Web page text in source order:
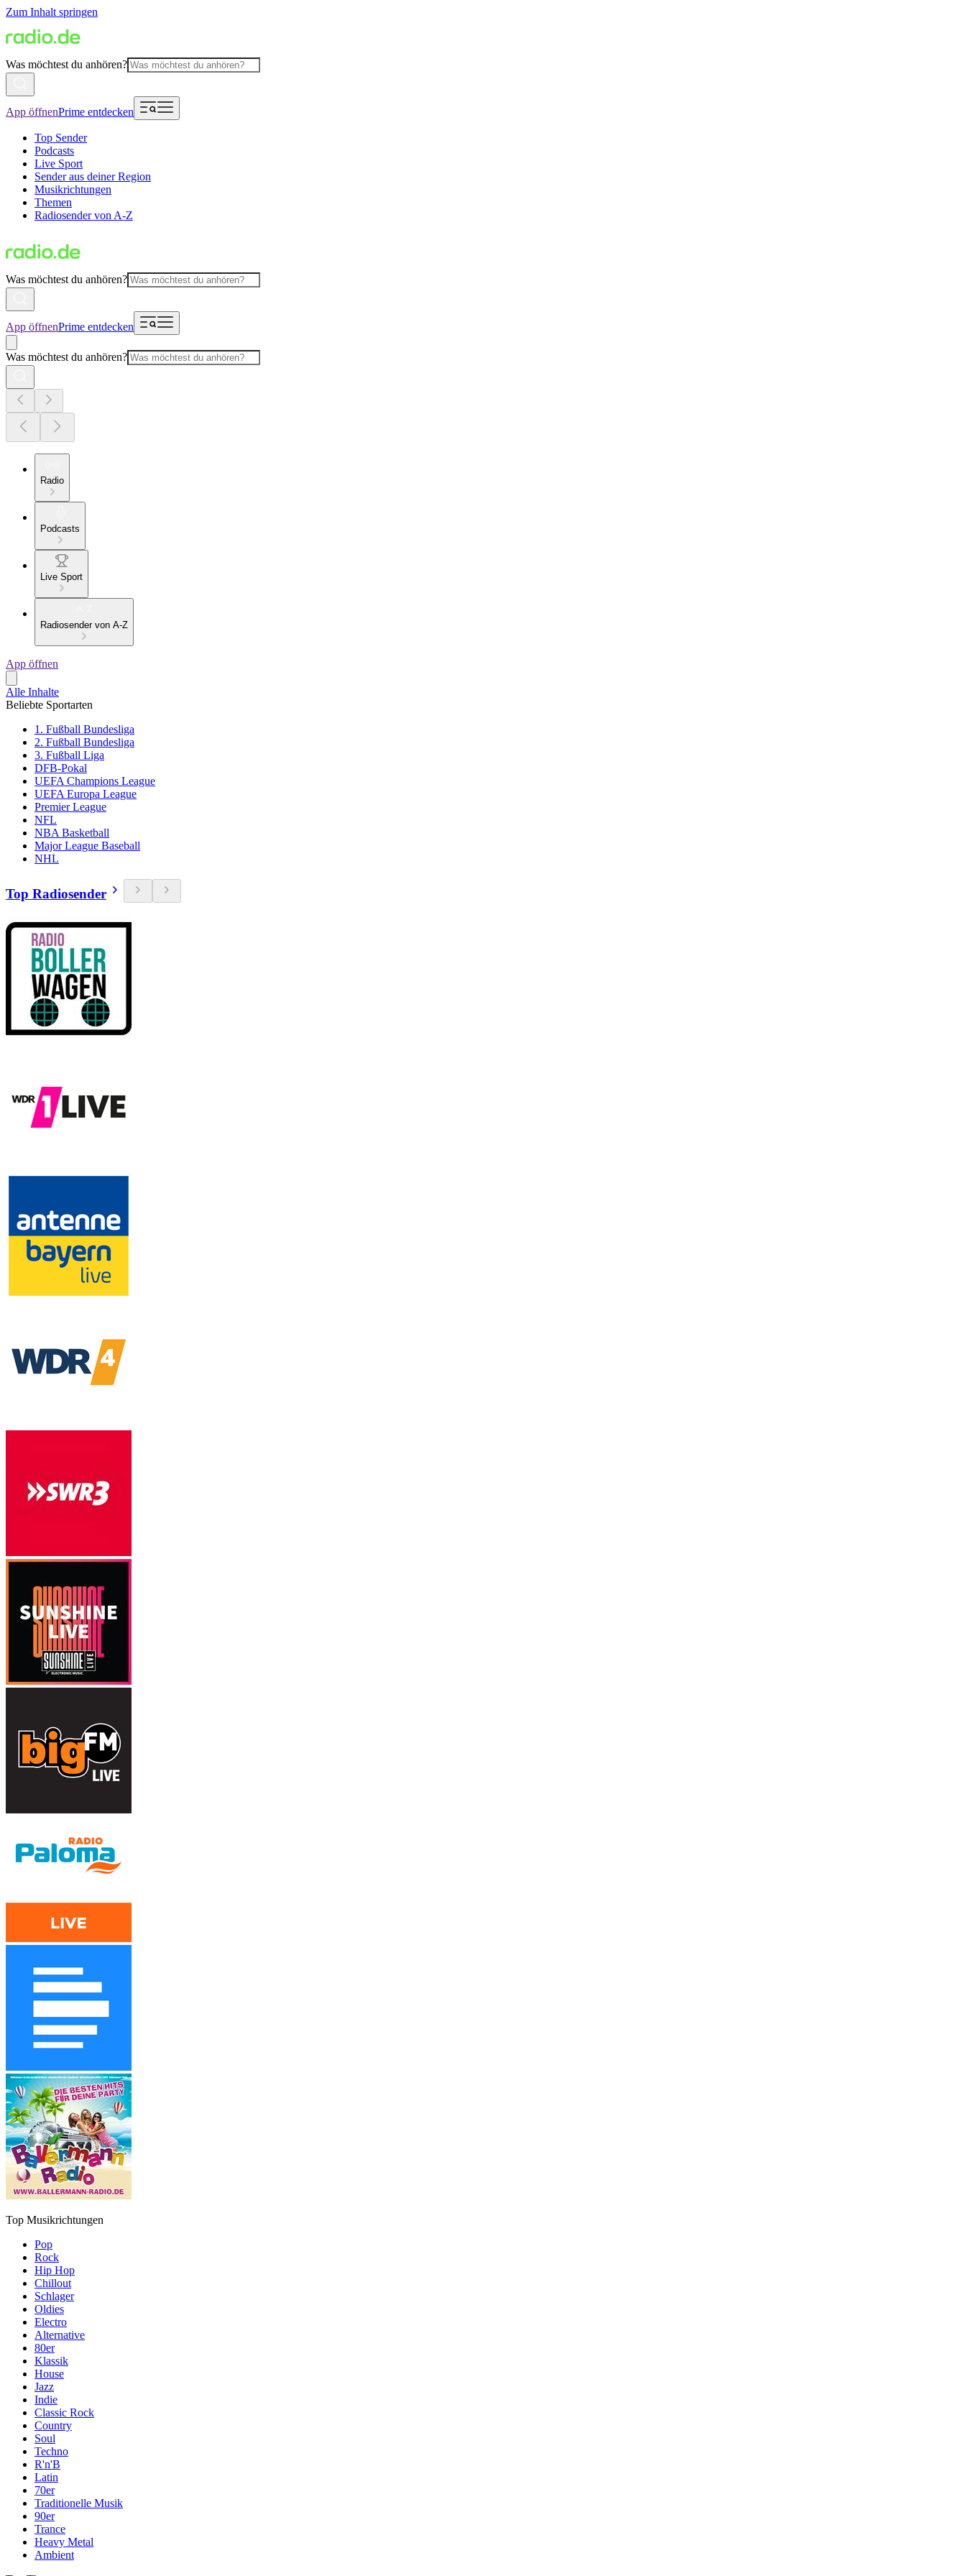
Zum Inhalt springen
Was möchtest du anhören?
App öffnenPrime entdecken
Top Sender
Podcasts
Live Sport
Sender aus deiner Region
Musikrichtungen
Themen
Radiosender von A-Z
Was möchtest du anhören?
App öffnenPrime entdecken
Was möchtest du anhören?
Radio
Podcasts
Live Sport
Radiosender von A-Z
App öffnen
Alle Inhalte
Beliebte Sportarten
1. Fußball Bundesliga
2. Fußball Bundesliga
3. Fußball Liga
DFB-Pokal
UEFA Champions League
UEFA Europa League
Premier League
NFL
NBA Basketball
Major League Baseball
NHL
Top Radiosender
Top Musikrichtungen
Pop
Rock
Hip Hop
Chillout
Schlager
Oldies
Electro
Alternative
80er
Klassik
House
Jazz
Indie
Classic Rock
Country
Soul
Techno
R'n'B
Latin
70er
Traditionelle Musik
90er
Trance
Heavy Metal
Ambient